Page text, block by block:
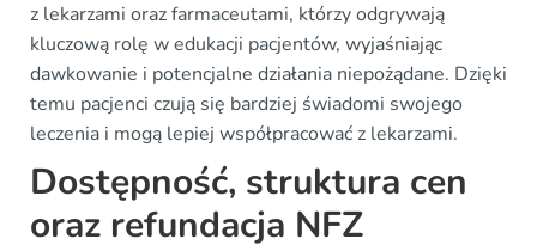
z lekarzami oraz farmaceutami, którzy odgrywają
kluczową rolę w edukacji pacjentów, wyjaśniając
dawkowanie i potencjalne działania niepożądane. Dzięki
temu pacjenci czują się bardziej świadomi swojego
leczenia i mogą lepiej współpracować z lekarzami.
Dostępność, struktura cen
oraz refundacja NFZ